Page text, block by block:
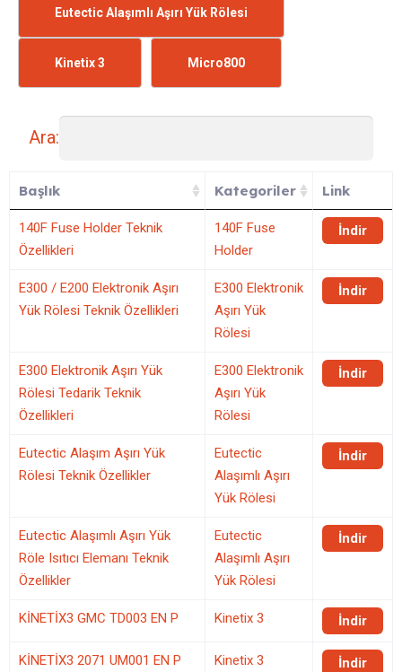
Eutectic Alaşımlı Aşırı Yük Rölesi
Kinetix 3 Micro800
Ara:
Başlık Kategoriler Link
140F Fuse Holder Teknik
Özellikleri
140F Fuse
Holder
İndir
E300 / E200 Elektronik Aşırı
Yük Rölesi Teknik Özellikleri
E300 Elektronik
Aşırı Yük
Rölesi
İndir
E300 Elektronik Aşırı Yük
Rölesi Tedarik Teknik
Özellikleri
E300 Elektronik
Aşırı Yük
Rölesi
İndir
Eutectic Alaşım Aşırı Yük
Rölesi Teknik Özellikler
Eutectic
Alaşımlı Aşırı
Yük Rölesi
İndir
Eutectic Alaşımlı Aşırı Yük
Röle Isıtıcı Elemanı Teknik
Özellikler
Eutectic
Alaşımlı Aşırı
Yük Rölesi
İndir
KİNETİX3 GMC TD003 EN P Kinetix 3 İndir
KİNETİX3 2071 UM001 EN P Kinetix 3 İndir